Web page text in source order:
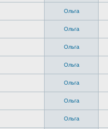
Ольга
Ольга
Ольга
Ольга
Ольга
Ольга
Ольга